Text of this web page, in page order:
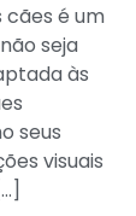
cães é um
seja
às
seus
visuais